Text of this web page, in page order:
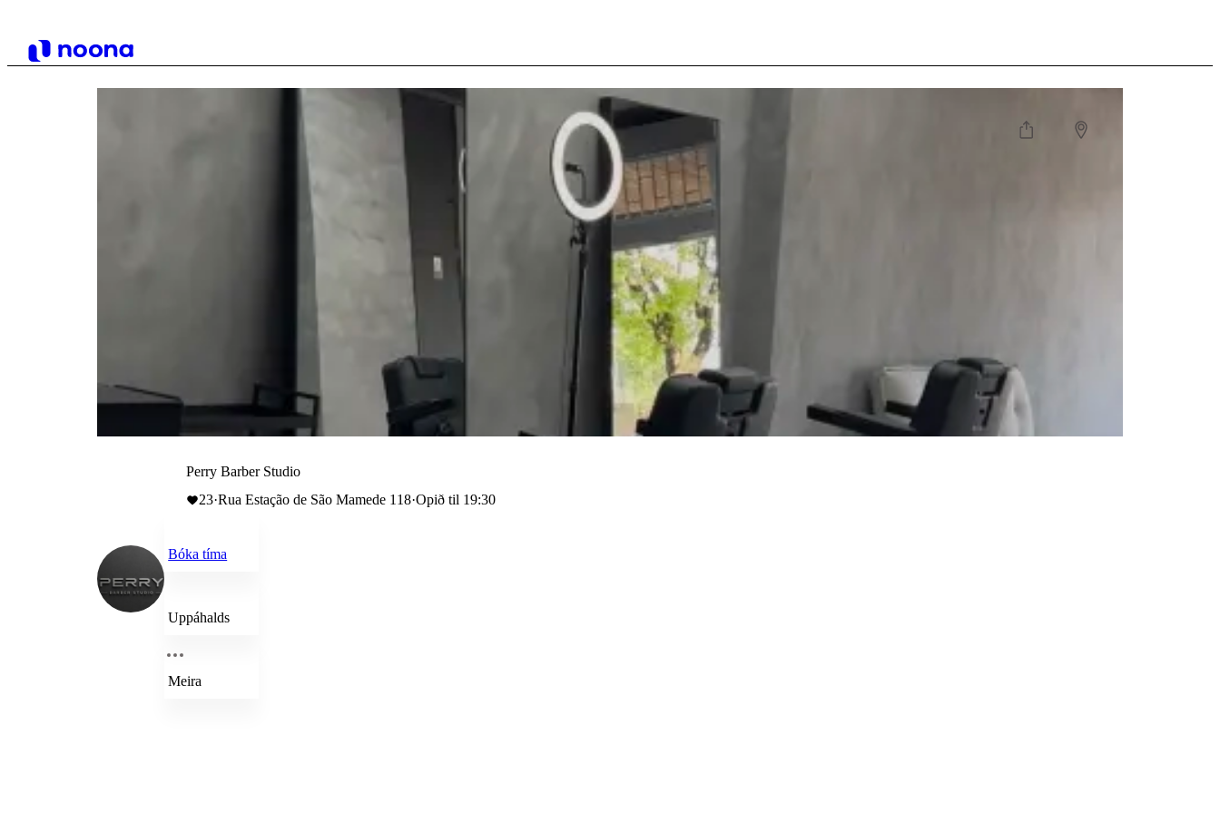
Perry Barber Studio
23·Rua Estação de São Mamede 118·Opið til 19:30
Bóka tíma
Uppáhalds
Meira